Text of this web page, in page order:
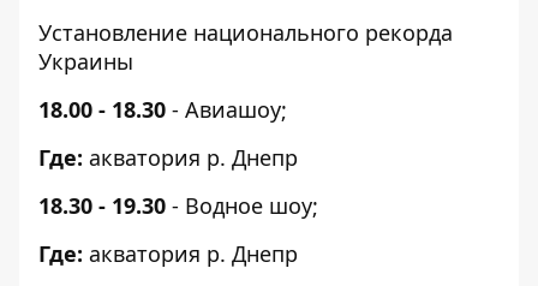
Установление национального рекорда
Украины
18.00 - 18.30 - Авиашоу;
Где: акватория р. Днепр
18.30 - 19.30 - Водное шоу;
Где: акватория р. Днепр